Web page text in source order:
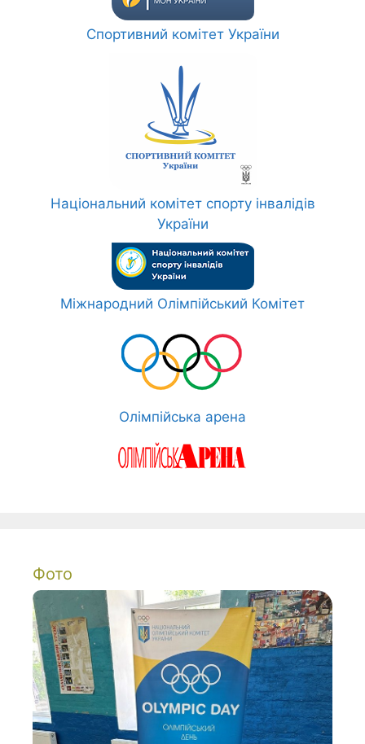
Спортивний комітет України
Національний комітет спорту інвалідів
України
Міжнародний Олімпійський Комітет
Олімпійська арена
Фото